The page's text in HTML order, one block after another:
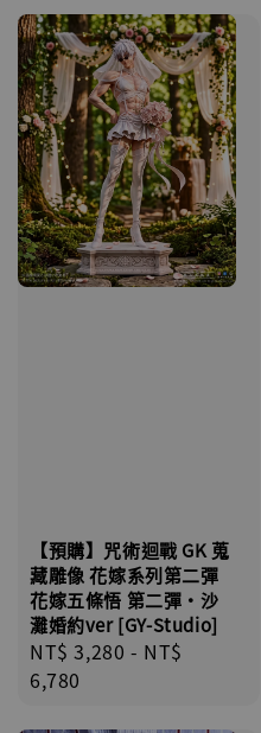
【店內現貨】七龍
明紀念款 [奇蹟工作
【預購】咒術迴戰 GK 蒐
藏雕像 花嫁系列第二彈
花嫁五條悟 第二彈·沙
灘婚約ver [GY-Studio]
Regular
price
NT$ 3,280 - NT$
6,780